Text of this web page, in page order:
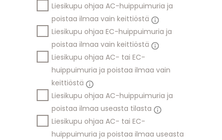
Liesikupu ohjaa AC-huippuimuria ja
poistaa ilmaa vain keittiöstä
Liesikupu ohjaa EC-huippuimuria ja
poistaa ilmaa vain keittiöstä
Liesikupu ohjaa AC- tai EC-
huippuimuria ja poistaa ilmaa vain
keittiöstä
Liesikupu ohjaa AC-huippuimuria ja
poistaa ilmaa useasta tilasta
Liesikupu ohjaa AC- tai EC-
huippuimuria ja poistaa ilmaa useasta